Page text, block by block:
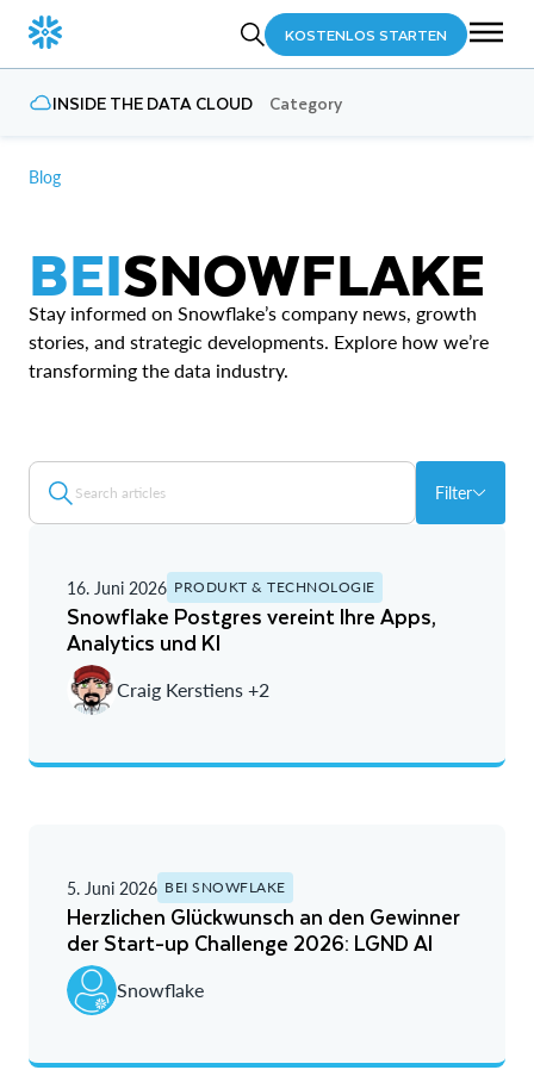
KOSTENLOS STARTEN
INSIDE THE DATA CLOUD Category
Blog
BEISNOWFLAKE
Stay informed on Snowflake’s company news, growth
stories, and strategic developments. Explore how we’re
transforming the data industry.
Filter
16. Juni 2026 PRODUKT & TECHNOLOGIE
Snowflake Postgres vereint Ihre Apps,
Analytics und KI
Craig Kerstiens +2
5. Juni 2026 BEI SNOWFLAKE
Herzlichen Glückwunsch an den Gewinner
der Start-up Challenge 2026: LGND AI
Snowflake